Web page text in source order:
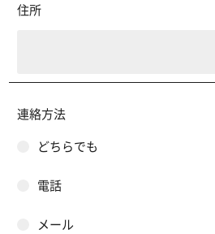
住所
連絡方法
どちらでも
電話
メール